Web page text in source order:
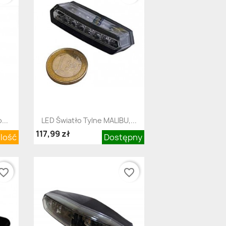
Szybki podgląd
LED Światło Tylne MALIBU,...
Dostępny
117,99 zł
favorite_border